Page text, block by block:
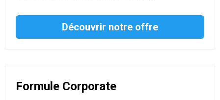
Découvrir notre offre
Formule Corporate